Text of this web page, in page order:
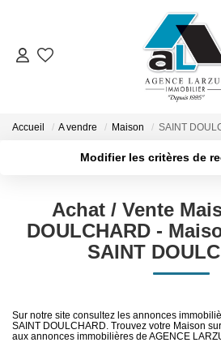
VENTES
PROMOTION
NOTRE
Accueil A vendre Maison SAINT
Modifier les critères de
Sélectionnez...
Type de bien
Achat / Vente
DOULCHARD -
SAINT
Sur notre site consultez les annonces
SAINT DOULCHARD. Trouvez votre Maison
aux annonces immobilières de AGENCE